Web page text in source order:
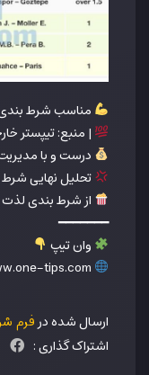
مناسب شرط
| منبع: تیپستر
درست و با
تحلیل نهایی شرط
از شرط بندی لذت
━━━━━━━
وان تیپ
ارسال شده درفرم
اشتراک گذاری :